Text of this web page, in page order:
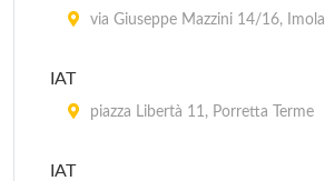
via Giuseppe Mazzini 14/16, Imola
IAT
piazza Libertà 11, Porretta Terme
IAT